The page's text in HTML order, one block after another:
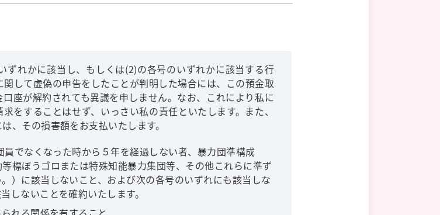
ずれかに該当し、もしくは(2)の各号のいずれかに該当する行
して虚偽の申告をしたことが判明した場合には、この預金取
座が解約されても異議を申しません。なお、これにより私に
をすることはせず、いっさい私の責任といたします。また、
、その損害額をお支払いたします。
でなくなった時から５年を経過しない者、暴力団準構成
標ぼうゴロまたは特殊知能暴力集団等、その他これらに準ず
）に該当しないこと、および次の各号のいずれにも該当しな
しないことを確約いたします。